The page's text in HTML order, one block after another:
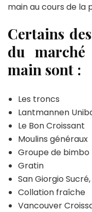
main au cours de la
Certains
du marché
main sont :
Les troncs
Lantmannen
Le Bon Croissant
Moulins généraux
Groupe de bimbo
Gratin
San Giorgio
Collation fraîche
Vancouver